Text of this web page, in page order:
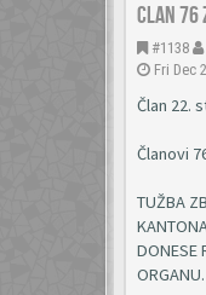
Clan 76
#1138
Fri Dec
Član 22.
Članovi
TUŽBA
DONESE
ORGANU.